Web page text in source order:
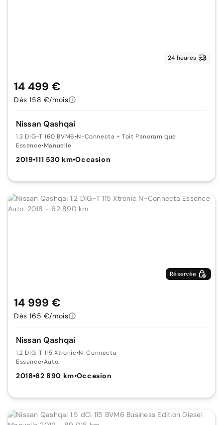
24 heures
Nissan Qashqai
1.3 DIG-T 160 BVM6•N-Connecta + Toit Panoramique
Essence•Manuelle
2019•111 530 km•Occasion
14 499 €
Dès 158 €/mois
Réservée
Nissan Qashqai
1.2 DIG-T 115 Xtronic•N-Connecta
Essence•Auto.
2018•62 890 km•Occasion
14 999 €
Dès 165 €/mois